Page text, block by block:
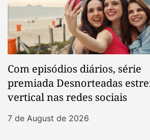
Com episódios diários, série
premiada Desnorteadas
vertical nas redes sociais
7 de August de 2026